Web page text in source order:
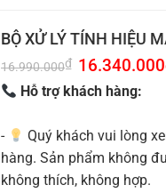
BỘ XỬ LÝ TÍNH HIỆU
16.990.000₫ Giá
gốc
là:
16.990.000₫.
16.340.000
Hỗ trợ khách hàng:
-
Quý khách vui lòng
hàng. Sản phẩm không
không thích, không hợp.